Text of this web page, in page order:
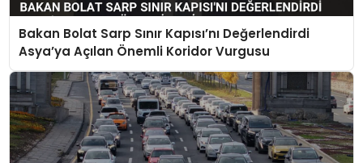
Bakan Bolat Sarp Sınır Kapısı’nı Değerlendirdi
Asya’ya Açılan Önemli Koridor Vurgusu